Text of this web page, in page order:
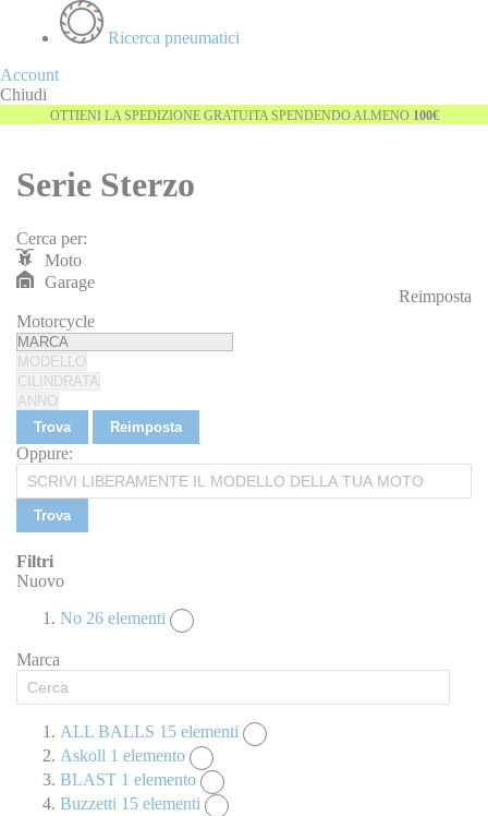
Ricerca pneumatici
Account
Chiudi
OTTIENI LA SPEDIZIONE GRATUITA SPENDENDO ALMENO 100€
Serie Sterzo
Cerca per:
Moto
Garage
Reimposta
Motorcycle
Trova Reimposta
Oppure:
Trova
Filtri
Nuovo
No 26 elementi
Marca
ALL BALLS 15 elementi
Askoll 1 elemento
BLAST 1 elemento
Buzzetti 15 elementi